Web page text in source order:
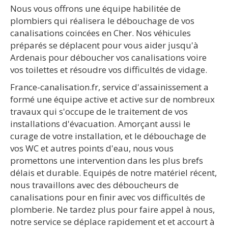
Nous vous offrons une équipe habilitée de
plombiers qui réalisera le débouchage de vos
canalisations coincées en Cher. Nos véhicules
préparés se déplacent pour vous aider jusqu'à
Ardenais pour déboucher vos canalisations voire
vos toilettes et résoudre vos difficultés de vidage.
France-canalisation.fr, service d'assainissement a
formé une équipe active et active sur de nombreux
travaux qui s'occupe de le traitement de vos
installations d'évacuation. Amorçant aussi le
curage de votre installation, et le débouchage de
vos WC et autres points d'eau, nous vous
promettons une intervention dans les plus brefs
délais et durable. Equipés de notre matériel récent,
nous travaillons avec des déboucheurs de
canalisations pour en finir avec vos difficultés de
plomberie. Ne tardez plus pour faire appel à nous,
notre service se déplace rapidement et et accourt à